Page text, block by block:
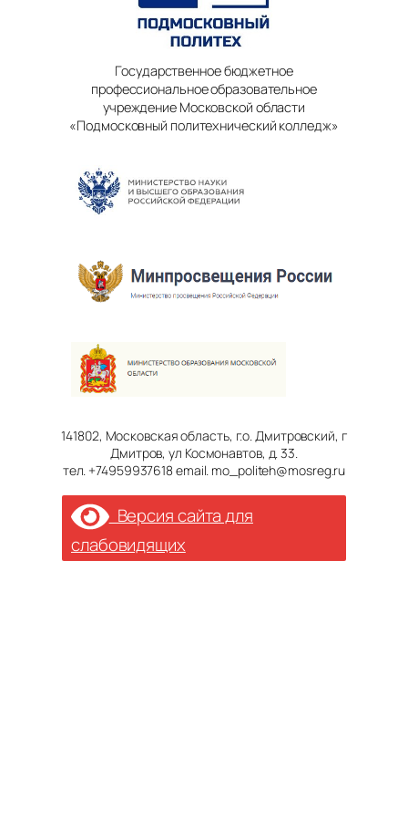
Государственное бюджетное
профессиональное образовательное
учреждение Московской области
«Подмосковный политехнический колледж»
141802, Московская область, г.о. Дмитровский, г
Дмитров, ул Космонавтов, д. 33.
тел. +74959937618 email. mo_politeh@mosreg.ru
Версия сайта для
слабовидящих